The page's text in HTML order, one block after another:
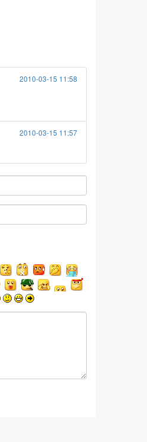
2010-03-15 11:58
2010-03-15 11:57